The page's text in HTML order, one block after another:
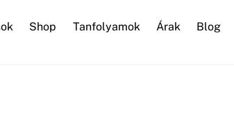
Shop Tanfolyamok Árak Blog